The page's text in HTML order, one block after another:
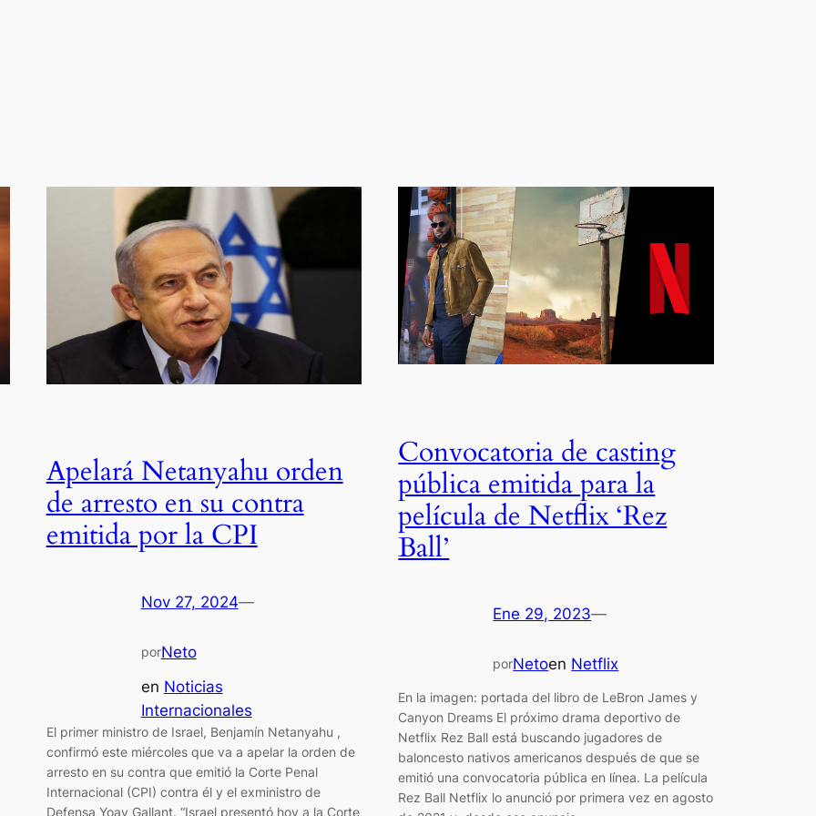
Apelará Netanyahu orden
de arresto en su contra
emitida por la CPI
Nov 27, 2024—
porNeto
en Noticias
Internacionales
El primer ministro de Israel, Benjamín Netanyahu ,
confirmó este miércoles que va a apelar la orden de
arresto en su contra que emitió la Corte Penal
Internacional (CPI) contra él y el exministro de
Defensa Yoav Gallant. “Israel presentó hoy a la Corte
Convocatoria de casting
pública emitida para la
película de Netflix ‘Rez
Ball’
Ene 29, 2023—
porNetoen Netflix
En la imagen: portada del libro de LeBron James y
Canyon Dreams El próximo drama deportivo de
Netflix Rez Ball está buscando jugadores de
baloncesto nativos americanos después de que se
emitió una convocatoria pública en línea. La película
Rez Ball Netflix lo anunció por primera vez en agosto